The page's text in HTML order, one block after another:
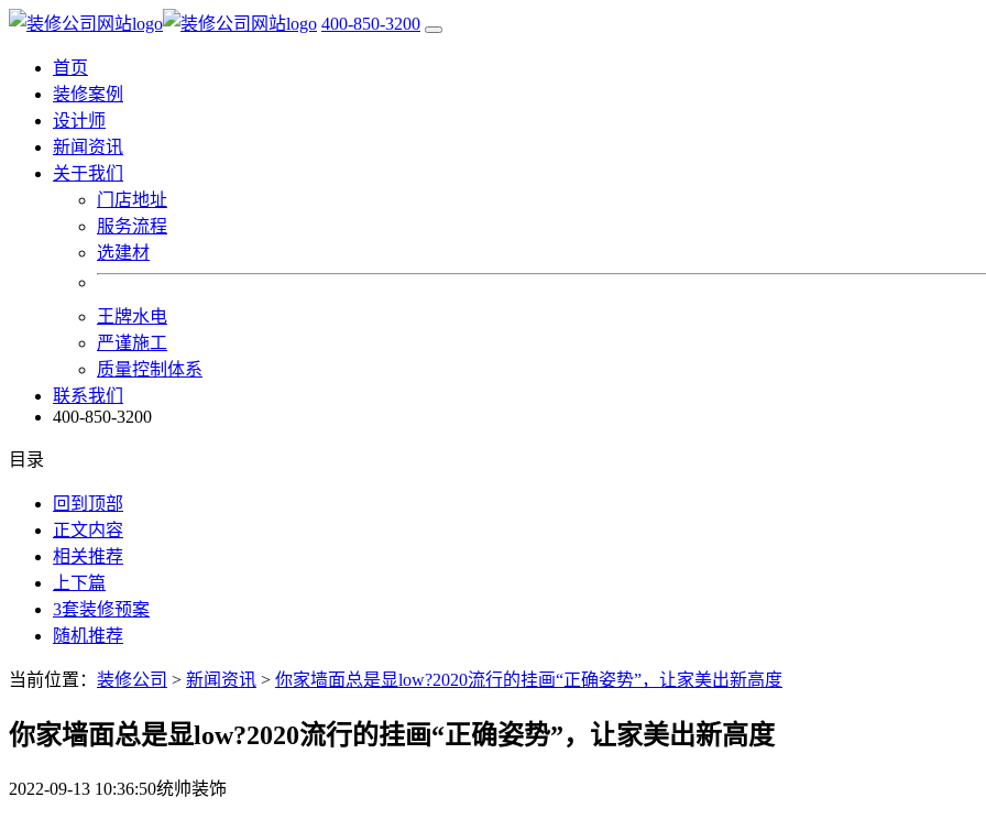
400-850-3200
首页
装修案例
设计师
新闻资讯
关于我们
门店地址
服务流程
选建材
王牌水电
严谨施工
质量控制体系
联系我们
400-850-3200
目录
回到顶部
正文内容
相关推荐
上下篇
3套装修预案
随机推荐
当前位置： 装修公司 > 新闻资讯 > 你家墙面总是显low?2020流行的挂画“正确姿势”，让家美出新高度
你家墙面总是显low?2020流行的挂画“正确姿势”，让家美出新高度
2022-09-13 10:36:50统帅装饰